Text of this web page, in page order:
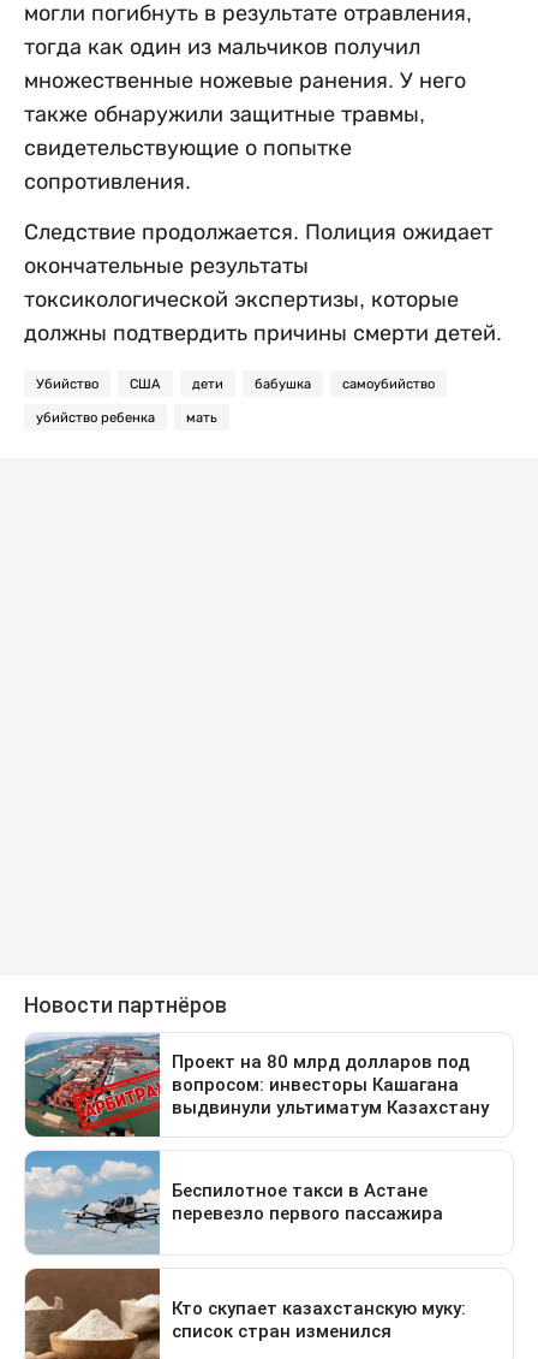
могли погибнуть в результате отравления,
тогда как один из мальчиков получил
множественные ножевые ранения. У него
также обнаружили защитные травмы,
свидетельствующие о попытке
сопротивления.
Следствие продолжается. Полиция ожидает
окончательные результаты
токсикологической экспертизы, которые
должны подтвердить причины смерти детей.
Убийство США дети бабушка самоубийство
убийство ребенка мать